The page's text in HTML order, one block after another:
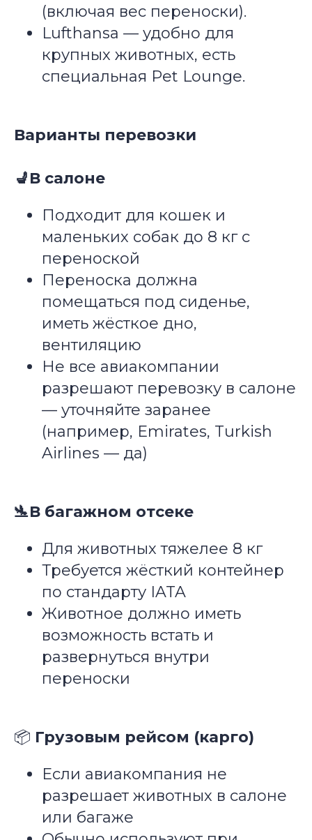
(включая вес переноски).
Lufthansa — удобно для
крупных животных, есть
специальная Pet Lounge.
Варианты перевозки
💺В салоне
Подходит для кошек и
маленьких собак до 8 кг с
переноской
Переноска должна
помещаться под сиденье,
иметь жёсткое дно,
вентиляцию
Не все авиакомпании
разрешают перевозку в салоне
— уточняйте заранее
(например, Emirates, Turkish
Airlines — да)
🛬В багажном отсеке
Для животных тяжелее 8 кг
Требуется жёсткий контейнер
по стандарту IATA
Животное должно иметь
возможность встать и
развернуться внутри
переноски
📦 Грузовым рейсом (карго)
Если авиакомпания не
разрешает животных в салоне
или багаже